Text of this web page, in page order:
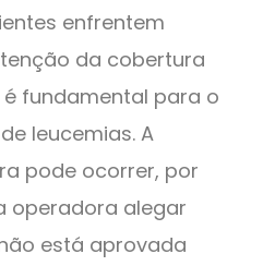
enfrentem
da cobertura
é fundamental para o
leucemias. A
pode ocorrer, por
operadora alegar
está aprovada